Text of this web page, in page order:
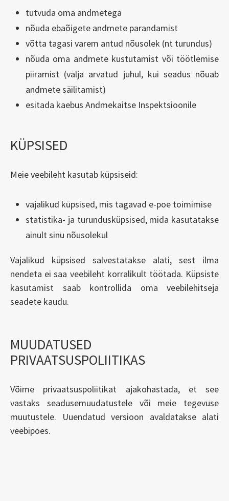
tutvuda oma andmetega
nõuda ebaõigete andmete parandamist
võtta tagasi varem antud nõusolek (nt turundus)
nõuda oma andmete kustutamist või töötlemise
piiramist (välja arvatud juhul, kui seadus nõuab
andmete säilitamist)
esitada kaebus Andmekaitse Inspektsioonile
KÜPSISED
Meie veebileht kasutab küpsiseid:
vajalikud küpsised, mis tagavad e-poe toimimise
statistika- ja turundusküpsised, mida kasutatakse
ainult sinu nõusolekul
Vajalikud küpsised salvestatakse alati, sest ilma
nendeta ei saa veebileht korralikult töötada. Küpsiste
kasutamist saab kontrollida oma veebilehitseja
seadete kaudu.
MUUDATUSED
PRIVAATSUSPOLIITIKAS
Võime privaatsuspoliitikat ajakohastada, et see
vastaks seadusemuudatustele või meie tegevuse
muutustele. Uuendatud versioon avaldatakse alati
veebipoes.